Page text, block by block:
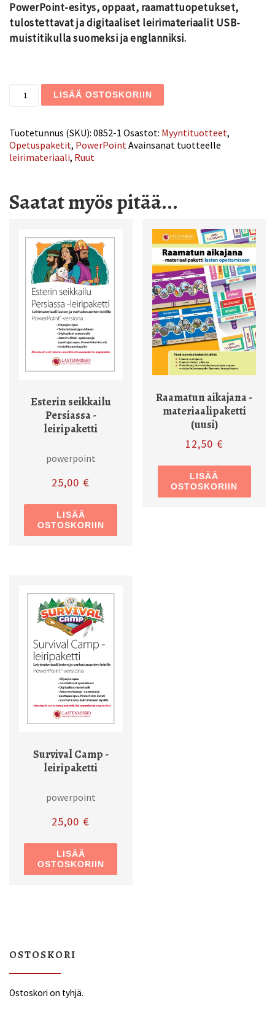
PowerPoint-esitys, oppaat, raamattuopetukset,
tulostettavat ja digitaaliset leirimateriaalit USB-
muistitikulla suomeksi ja englanniksi.
Sadonkorjuujuhlat-leiripaketti määrä
LISÄÄ OSTOSKORIIN
Tuotetunnus (SKU): 0852-1 Osastot: Myyntituotteet,
Opetuspaketit, PowerPointAvainsanat tuotteelle
leirimateriaali, Ruut
Saatat myös pitää...
Esterin seikkailu
Persiassa -
leiripaketti
powerpoint
25,00€
LISÄÄ
OSTOSKORIIN
Raamatun aikajana -
materiaalipaketti
(uusi)
12,50 €
LISÄÄ
OSTOSKORIIN
Survival Camp -
leiripaketti
powerpoint
25,00€
LISÄÄ
OSTOSKORIIN
OSTOSKORI
Ostoskori on tyhjä.